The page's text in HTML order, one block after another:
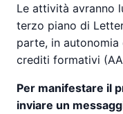
Le attività avranno
terzo piano di
parte, in
crediti formativi
Per manifestare il
inviare un